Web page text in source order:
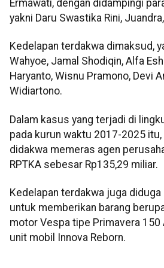
Ermawati, dengan didampingi
yakni Daru Swastika Rini,
Kedelapan terdakwa dimaksud,
Wahyoe, Jamal Shodiqin, Alfa
Haryanto, Wisnu Pramono, Devi
Widiartono.
Dalam kasus yang terjadi di
pada kurun waktu 2017-2025 itu,
didakwa memeras agen
RPTKA sebesar Rp135,29 miliar.
Kedelapan terdakwa juga
untuk memberikan barang
motor Vespa tipe Primavera 150
unit mobil Innova Reborn.